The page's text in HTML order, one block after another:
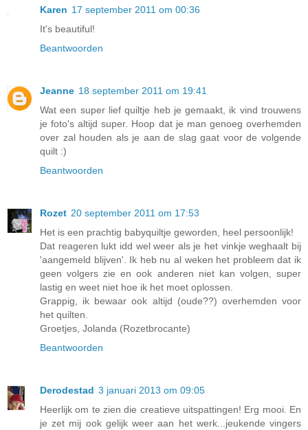
Karen 17 september 2011 om 00:36
It's beautiful!
Beantwoorden
Jeanne 18 september 2011 om 19:41
Wat een super lief quiltje heb je gemaakt, ik vind trouwens
je foto's altijd super. Hoop dat je man genoeg overhemden
over zal houden als je aan de slag gaat voor de volgende
quilt :)
Beantwoorden
Rozet 20 september 2011 om 17:53
Het is een prachtig babyquiltje geworden, heel persoonlijk!
Dat reageren lukt idd wel weer als je het vinkje weghaalt bij
'aangemeld blijven'. Ik heb nu al weken het probleem dat ik
geen volgers zie en ook anderen niet kan volgen, super
lastig en weet niet hoe ik het moet oplossen.
Grappig, ik bewaar ook altijd (oude??) overhemden voor
het quilten.
Groetjes, Jolanda (Rozetbrocante)
Beantwoorden
Derodestad 3 januari 2013 om 09:05
Heerlijk om te zien die creatieve uitspattingen! Erg mooi. En
je zet mij ook gelijk weer aan het werk...jeukende vingers